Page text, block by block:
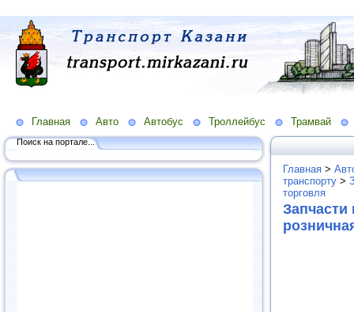
Главная Авто Автобус Троллейбус Трамвай
Поиск на портале...
Главная >
транспорту >
торговля